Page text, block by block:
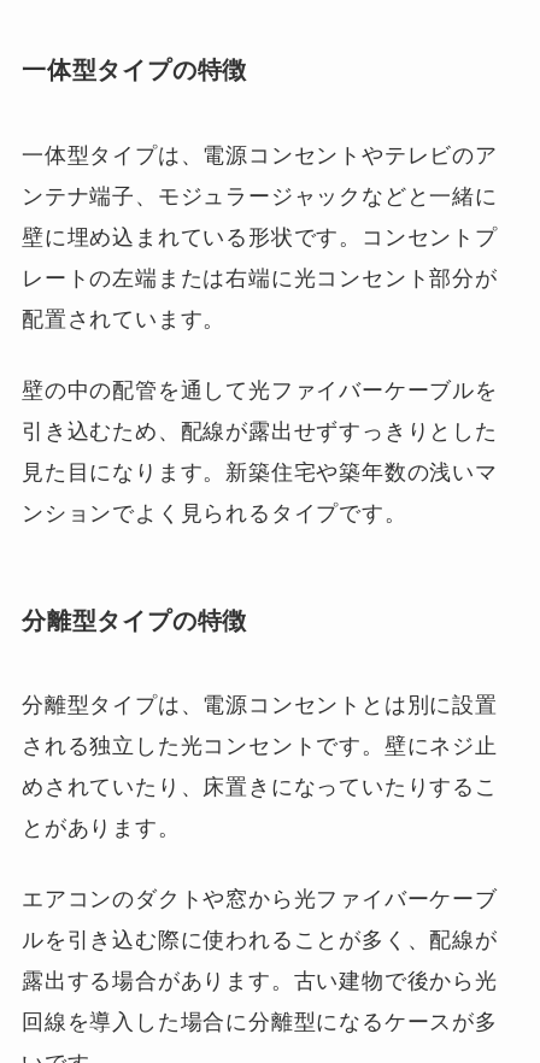
一体型タイプの特徴
一体型タイプは、電源コンセントやテレビのア
ンテナ端子、モジュラージャックなどと一緒に
壁に埋め込まれている形状です。コンセントプ
レートの左端または右端に光コンセント部分が
配置されています。
壁の中の配管を通して光ファイバーケーブルを
引き込むため、配線が露出せずすっきりとした
見た目になります。新築住宅や築年数の浅いマ
ンションでよく見られるタイプです。
分離型タイプの特徴
分離型タイプは、電源コンセントとは別に設置
される独立した光コンセントです。壁にネジ止
めされていたり、床置きになっていたりするこ
とがあります。
エアコンのダクトや窓から光ファイバーケーブ
ルを引き込む際に使われることが多く、配線が
露出する場合があります。古い建物で後から光
回線を導入した場合に分離型になるケースが多